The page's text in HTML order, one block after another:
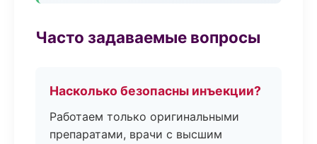
Часто задаваемые вопросы
Насколько безопасны инъекции?
Работаем только оригинальными
препаратами, врачи с высшим